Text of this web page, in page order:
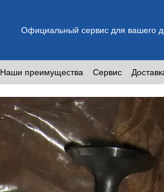
Официальный сервис для вашего
Наши преимущества Сервис